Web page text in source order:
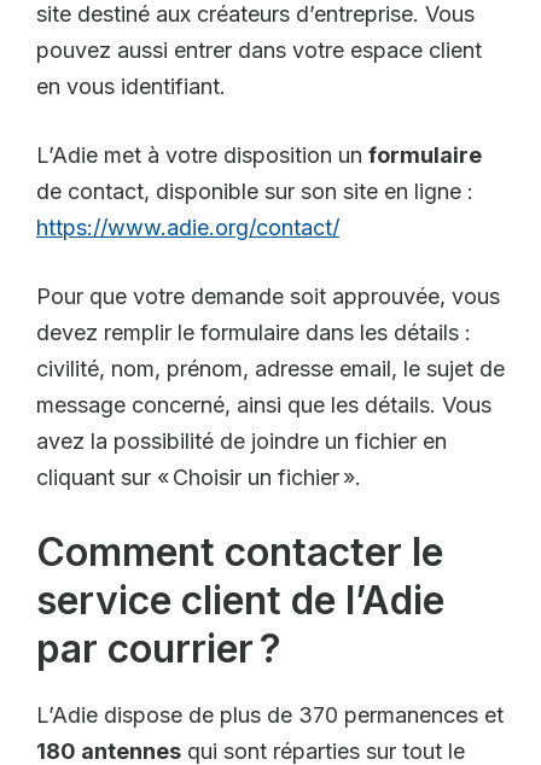
site destiné aux créateurs d’entreprise. Vous
pouvez aussi entrer dans votre espace client
en vous identifiant.
L’Adie met à votre disposition un formulaire
de contact, disponible sur son site en ligne :
https://www.adie.org/contact/
Pour que votre demande soit approuvée, vous
devez remplir le formulaire dans les détails :
civilité, nom, prénom, adresse email, le sujet de
message concerné, ainsi que les détails. Vous
avez la possibilité de joindre un fichier en
cliquant sur « Choisir un fichier ».
Comment contacter le
service client de l’Adie
par courrier ?
L’Adie dispose de plus de 370 permanences et
180 antennes qui sont réparties sur tout le